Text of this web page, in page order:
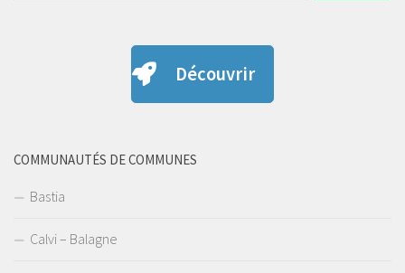
Découvrir
COMMUNAUTÉS DE COMMUNES
Bastia
Calvi – Balagne